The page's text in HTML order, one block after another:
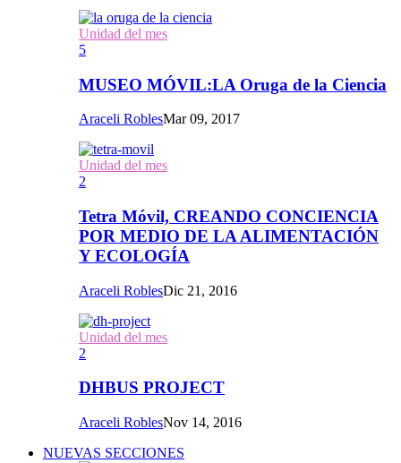
Unidad del mes
5
MUSEO MÓVIL:LA Oruga de la Ciencia
Araceli RoblesMar 09, 2017
Unidad del mes
2
Tetra Móvil, CREANDO CONCIENCIA
POR MEDIO DE LA ALIMENTACIÓN
Y ECOLOGÍA
Araceli RoblesDic 21, 2016
Unidad del mes
2
DHBUS PROJECT
Araceli RoblesNov 14, 2016
NUEVAS SECCIONES